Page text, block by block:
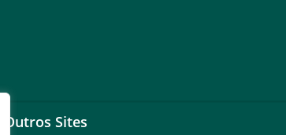
Outros Sites